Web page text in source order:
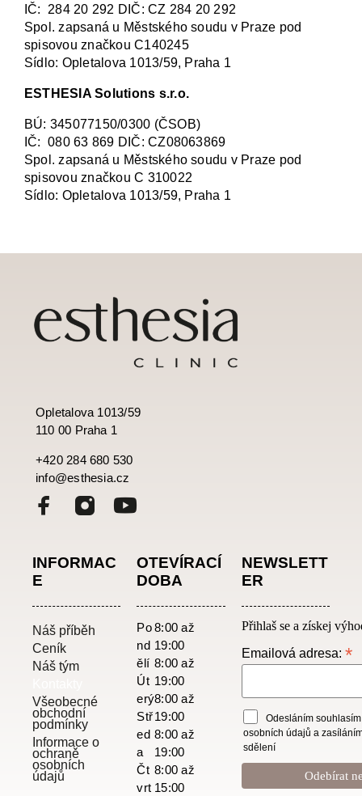
IČ: 284 20 292 DIČ: CZ 284 20 292
Spol. zapsaná u Městského soudu v Praze pod
spisovou značkou C140245
Sídlo: Opletalova 1013/59, Praha 1
ESTHESIA Solutions s.r.o.
BÚ: 345077150/0300 (ČSOB)
IČ: 080 63 869 DIČ: CZ08063869
Spol. zapsaná u Městského soudu v Praze pod
spisovou značkou C 310022
Sídlo: Opletalova 1013/59, Praha 1
Opletalova 1013/59
110 00 Praha 1
+420 284 680 530
info@esthesia.cz
INFORMAC
E
Náš příběh
Ceník
Náš tým
Všeobecné
obchodní
podmínky
Informace o
ochraně
osobních
údajů
OTEVÍRACÍ
DOBA​
Po
nd
ělí
Út
erý
Stř
ed
a
Čt
vrt
8:00 až
19:00
8:00 až
19:00
8:00 až
19:00
8:00 až
19:00
8:00 až
15:00
NEWSLETT
ER
Přihlaš se a získej
Emailová adresa: *
Odesláním
osobních údajů a
sdělení